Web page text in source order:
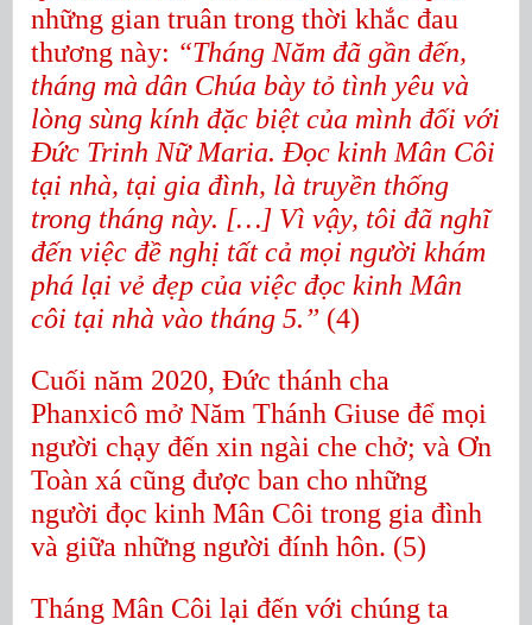
những gian truân trong thời khắc đau
thương này: “Tháng Năm đã gần đến,
tháng mà dân Chúa bày tỏ tình yêu và
lòng sùng kính đặc biệt của mình đối với
Đức Trinh Nữ Maria. Đọc kinh Mân Côi
tại nhà, tại gia đình, là truyền thống
trong tháng này. […] Vì vậy, tôi đã nghĩ
đến việc đề nghị tất cả mọi người khám
phá lại vẻ đẹp của việc đọc kinh Mân
côi tại nhà vào tháng 5.” (4)
Cuối năm 2020, Đức thánh cha
Phanxicô mở Năm Thánh Giuse để mọi
người chạy đến xin ngài che chở; và Ơn
Toàn xá cũng được ban cho những
người đọc kinh Mân Côi trong gia đình
và giữa những người đính hôn. (5)
Tháng Mân Côi lại đến với chúng ta